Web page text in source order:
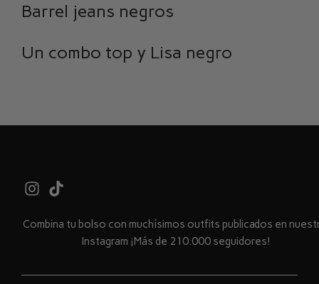
Barrel jeans negros
Un combo top y Lisa negro
Combina tu bolso con muchísimos outfits publicados en
Instagram ¡Más de 210.000 seguidores!